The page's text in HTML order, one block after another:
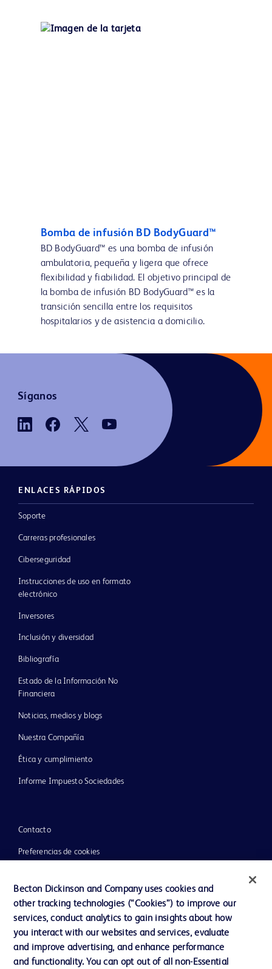
Bomba de infusión BD BodyGuard™
BD BodyGuard™ es una bomba de infusión
ambulatoria, pequeña y ligera que ofrece
flexibilidad y fiabilidad. El objetivo principal de
la bomba de infusión BD BodyGuard™ es la
transición sencilla entre los requisitos
hospitalarios y de asistencia a domicilio.
Síganos
ENLACES RÁPIDOS
Soporte
Carreras profesionales
Ciberseguridad
Instrucciones de uso en formato
electrónico
Inversores
Inclusión y diversidad
Bibliografía
Estado de la Información No
Financiera
Noticias, medios y blogs
Nuestra Compañía
Ética y cumplimiento
Informe Impuesto Sociedades
Contacto
Preferencias de cookies
Accesibilidad de la web
Becton Dickinson and Company uses cookies and
services, conduct analytics to gain insights about how
you interact with our websites and services, evaluate
and improve advertising, and enhance performance
and functionality. You can opt out of all non-Essential
Cookies by clicking “Reject Optional Cookies.” You can
change or customize your preferences using the Your